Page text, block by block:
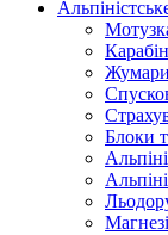
Жумари
Блоки